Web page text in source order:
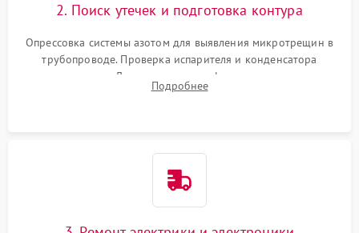
2. Поиск утечек и подготовка контура
Опрессовка системы азотом для выявления микротрещин в
трубопроводе. Проверка испарителя и конденсатора
течеискателем. Демонтаж старого фильтра-осушителя и
продувка капиллярной трубки для устранения засоров.
Подробнее